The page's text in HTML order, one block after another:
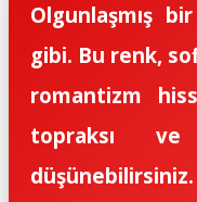
Olgunlaşmış
gibi. Bu renk,
romantizm
topraksı
düşünebilirsiniz.